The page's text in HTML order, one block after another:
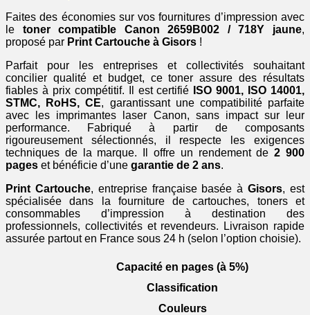
Faites des économies sur vos fournitures d’impression avec
le toner compatible Canon 2659B002 / 718Y jaune,
proposé par Print Cartouche à Gisors !
Parfait pour les entreprises et collectivités souhaitant
concilier qualité et budget, ce toner assure des résultats
fiables à prix compétitif. Il est certifié ISO 9001, ISO 14001,
STMC, RoHS, CE, garantissant une compatibilité parfaite
avec les imprimantes laser Canon, sans impact sur leur
performance. Fabriqué à partir de composants
rigoureusement sélectionnés, il respecte les exigences
techniques de la marque. Il offre un rendement de2 900
pages et bénéficie d’une garantie de 2 ans.
Print Cartouche, entreprise française basée àGisors, est
spécialisée dans la fourniture de cartouches, toners et
consommables d’impression à destination des
professionnels, collectivités et revendeurs. Livraison rapide
assurée partout en France sous 24 h (selon l’option choisie).
Capacité en pages (à 5%)
Classification
Couleurs